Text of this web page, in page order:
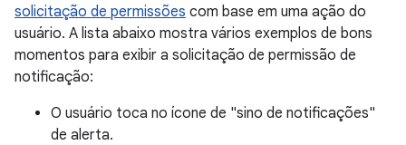
solicitação de permissões com base em uma ação do
usuário. A lista abaixo mostra vários exemplos de bons
momentos para exibir a solicitação de permissão de
notificação:
O usuário toca no ícone de "sino de notificações"
de alerta.